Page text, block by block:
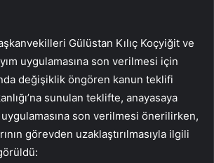
Gülüstan Kılıç Koçyiğit ve
uygulamasına son verilmesi için
değişiklik öngören kanun teklifi
sunulan teklifte, anayasaya
uygulamasına son verilmesi önerilirken,
görevden uzaklaştırılmasıyla ilgili